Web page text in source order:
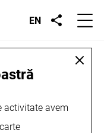
EN
articol,
activitate avem